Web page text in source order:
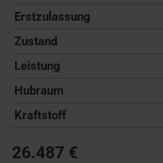
Erstzulassung
Zustand
Leistung
Hubraum
Kraftstoff
26.487 €